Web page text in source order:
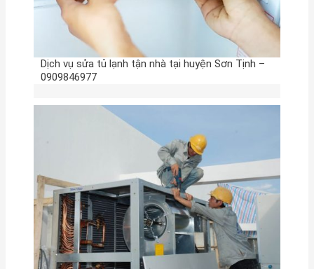
Dịch vụ sửa tủ lạnh tận nhà tại huyện Sơn Tịnh –
0909846977